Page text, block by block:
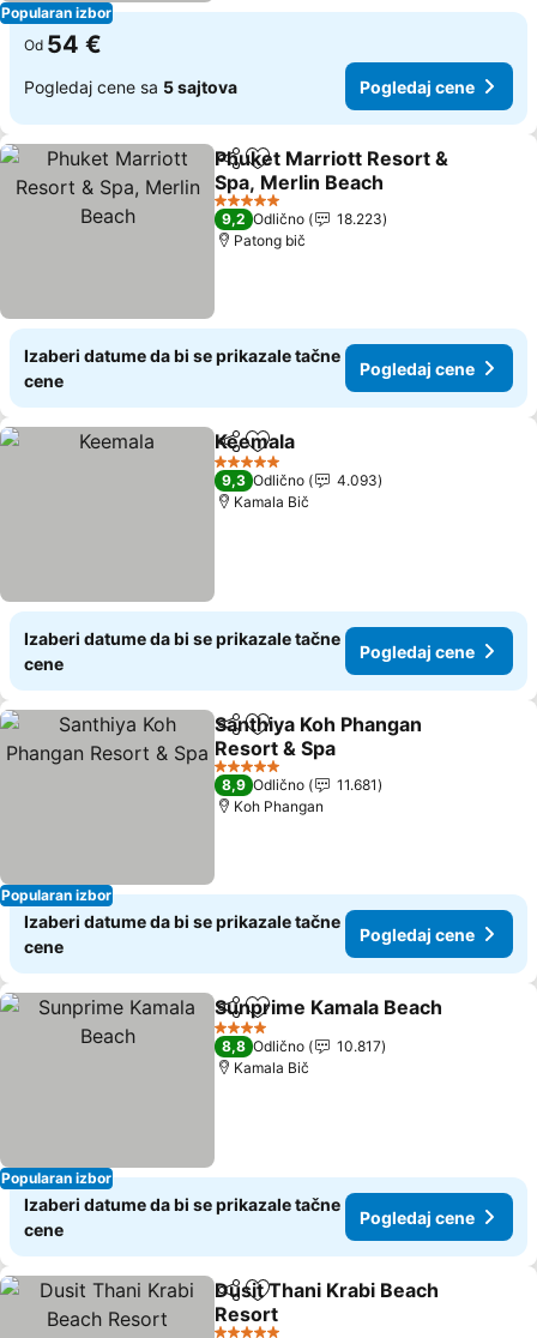
Popularan izbor
Od 54 €
Pogledaj cene sa 5 sajtova Pogledaj cene
Deli Dodati u favorite
Phuket Marriott Resort &
Spa, Merlin Beach
Pogledaj cene
5 Zvezdice
9,2 Odlično
18.223
Patong bič
Izaberi datume da bi se prikazale tačne
cene
Pogledaj cene
Deli Dodati u favorite
Keemala
5 Zvezdice
9,3 Odlično
4.093
Kamala Bič
Izaberi datume da bi se prikazale tačne
cene
Pogledaj cene
Popularan izbor
Deli Dodati u favorite
Santhiya Koh Phangan
Resort & Spa
Pogledaj cene
5 Zvezdice
8,9 Odlično
11.681
Koh Phangan
Izaberi datume da bi se prikazale tačne
cene
Pogledaj cene
Popularan izbor
Deli Dodati u favorite
Sunprime Kamala Beach
4 Zvezdice
8,8 Odlično
10.817
Kamala Bič
Izaberi datume da bi se prikazale tačne
cene
Pogledaj cene
Deli Dodati u favorite
Dusit Thani Krabi Beach
Resort